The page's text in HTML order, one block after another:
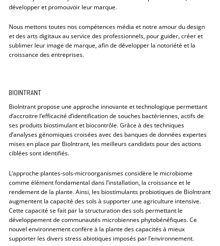
développer et promouvoir leur marque.
Nous mettons toutes nos compétences média et notre amour du design
et des arts digitaux au service des professionnels, pour guider, créer et
sublimer leur image de marque, afin de développer la notoriété et la
croissance des entreprises.
BIOINTRANT
BioIntrant propose une approche innovante et technologique permettant
d’accroitre l’efficacité d’identification de souches bactériennes, actifs de
ses produits biostimulant et biocontrôle. Grâce à des techniques
d’analyses génomiques croisées avec des banques de données expertes
mises en place par BioIntrant, les meilleurs candidats pour des actions
ciblées sont identifiés.
L’approche plantes-sols-microorganismes considère le microbiome
comme élément fondamental dans l’installation, la croissance et le
rendement de la plante. Ainsi, les biostimulants probiotiques de BioIntrant
augmentent la capacité des sols à supporter une agriculture intensive.
Cette capacité se fait par la structuration des sols permettant le
développement de communautés microbiennes phytobénéfiques. Ce
nouvel environnement confère à la plante des capacités à mieux
supporter les divers stress abiotiques imposés par l’environnement.